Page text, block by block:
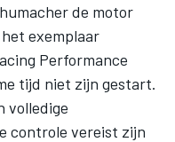
de motor
exemplaar
Performance
tijd niet zijn gestart.
volledige
controle vereist zijn